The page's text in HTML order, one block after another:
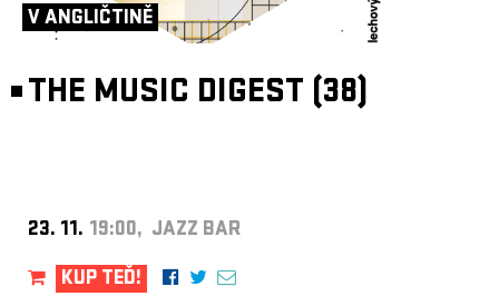
V ANGLIČTINĚ
THE MUSIC DIGEST (38)
23. 11. 19:00, JAZZ BAR
KUP TEĎ!